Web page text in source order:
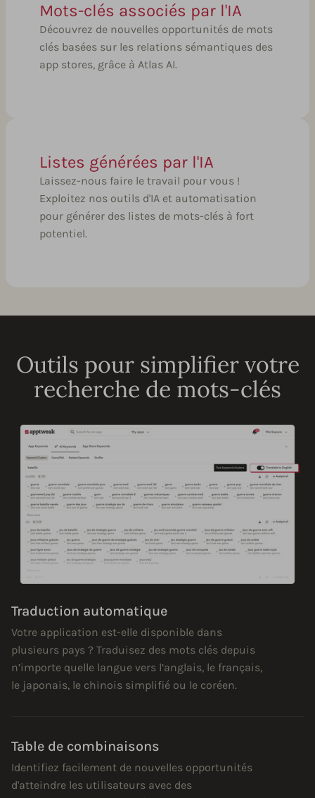
Mots-clés associés par l'IA
Découvrez de nouvelles opportunités de mots
clés basées sur les relations sémantiques des
app stores, grâce à Atlas AI.
Listes générées par l'IA
Laissez-nous faire le travail pour vous !
Exploitez nos outils d'IA et automatisation
pour générer des listes de mots-clés à fort
potentiel.
Outils pour simplifier votre
recherche de mots-clés
Traduction automatique
Votre application est-elle disponible dans
plusieurs pays ? Traduisez des mots clés depuis
n’importe quelle langue vers l’anglais, le français,
le japonais, le chinois simplifié ou le coréen.
Table de combinaisons
Identifiez facilement de nouvelles opportunités
d'atteindre les utilisateurs avec des